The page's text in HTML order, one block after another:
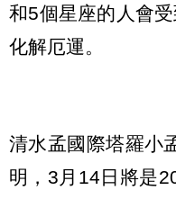
和5個星座的人會
化解厄運。
清水孟國際塔羅小
明，3月14日將是